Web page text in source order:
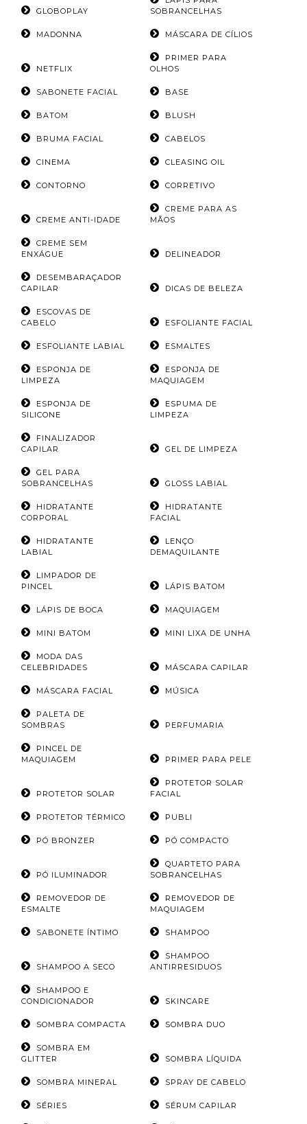
GLOBOPLAY
SOBRANCELHAS
MADONNA MÁSCARA DE CÍLIOS
NETFLIX
PRIMER PARA
OLHOS
SABONETE FACIAL BASE
BATOM BLUSH
BRUMA FACIAL CABELOS
CINEMA CLEASING OIL
CONTORNO CORRETIVO
CREME ANTI-IDADE
CREME PARA AS
MÃOS
CREME SEM
ENXÁGUE
DELINEADOR
DESEMBARAÇADOR
CAPILAR
DICAS DE BELEZA
ESCOVAS DE
CABELO
ESFOLIANTE FACIAL
ESFOLIANTE LABIAL ESMALTES
ESPONJA DE
LIMPEZA
ESPONJA DE
MAQUIAGEM
ESPONJA DE
SILICONE
ESPUMA DE
LIMPEZA
FINALIZADOR
CAPILAR
GEL DE LIMPEZA
GEL PARA
SOBRANCELHAS
GLOSS LABIAL
HIDRATANTE
CORPORAL
HIDRATANTE
FACIAL
HIDRATANTE
LABIAL
LENÇO
DEMAQUILANTE
LIMPADOR DE
PINCEL
LÁPIS BATOM
LÁPIS DE BOCA MAQUIAGEM
MINI BATOM MINI LIXA DE UNHA
MODA DAS
CELEBRIDADES
MÁSCARA CAPILAR
MÁSCARA FACIAL MÚSICA
PALETA DE
SOMBRAS
PERFUMARIA
PINCEL DE
MAQUIAGEM
PRIMER PARA PELE
PROTETOR SOLAR
PROTETOR SOLAR
FACIAL
PROTETOR TÉRMICO PUBLI
PÓ BRONZER PÓ COMPACTO
PÓ ILUMINADOR
QUARTETO PARA
SOBRANCELHAS
REMOVEDOR DE
ESMALTE
REMOVEDOR DE
MAQUIAGEM
SABONETE ÍNTIMO SHAMPOO
SHAMPOO A SECO
SHAMPOO
ANTIRRESIDUOS
SHAMPOO E
CONDICIONADOR
SKINCARE
SOMBRA COMPACTA SOMBRA DUO
SOMBRA EM
GLITTER
SOMBRA LÍQUIDA
SOMBRA MINERAL SPRAY DE CABELO
SÉRIES SÉRUM CAPILAR